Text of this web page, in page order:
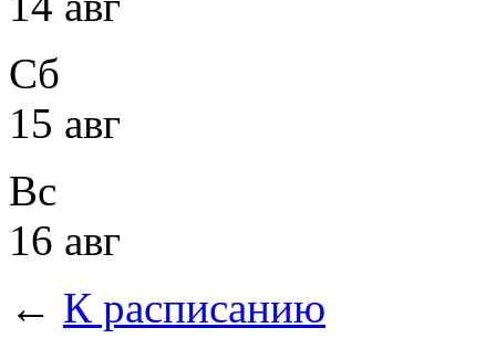
Сб
15 авг
Вс
16 авг
← К расписанию